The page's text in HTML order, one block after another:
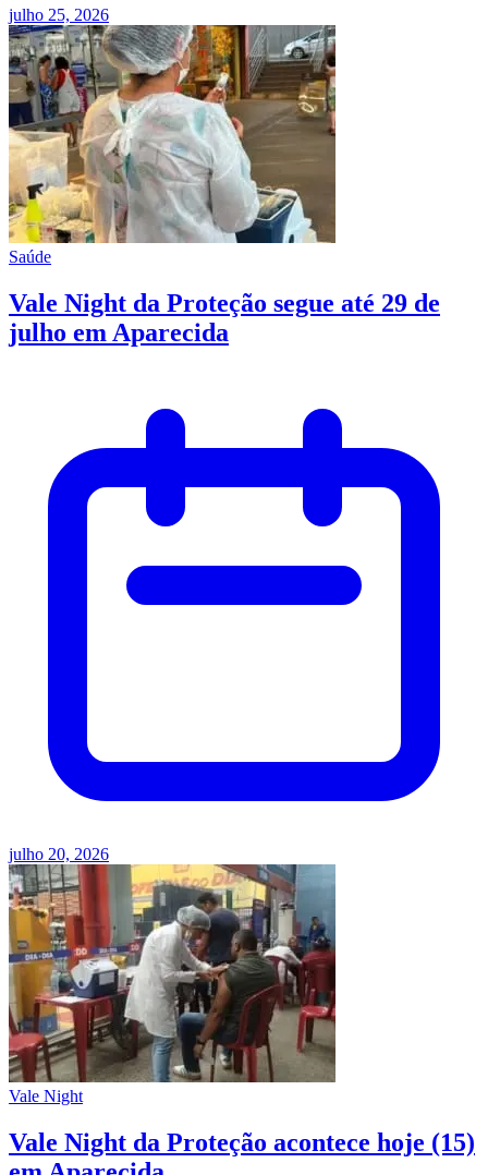
julho 25, 2026
Saúde
Vale Night da Proteção segue até 29 de
julho em Aparecida
julho 20, 2026
Vale Night
Vale Night da Proteção acontece hoje (15)